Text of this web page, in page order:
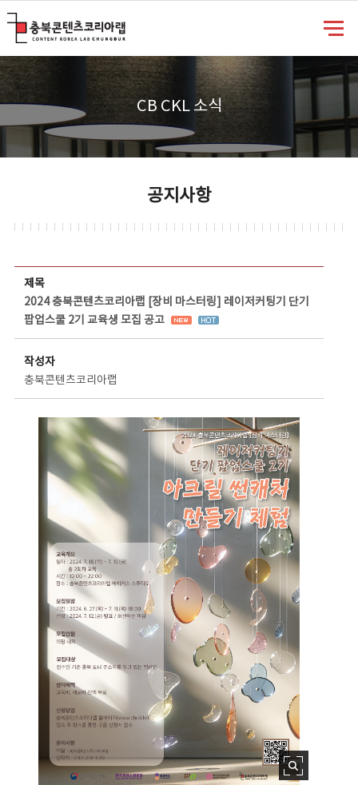
CB CKL 소식
공지사항
제목
2024 충북콘텐츠코리아랩 [장비 마스터링] 레이저커팅기 단기
팝업스쿨 2기 교육생 모집 공고
작성자
충북콘텐츠코리아랩